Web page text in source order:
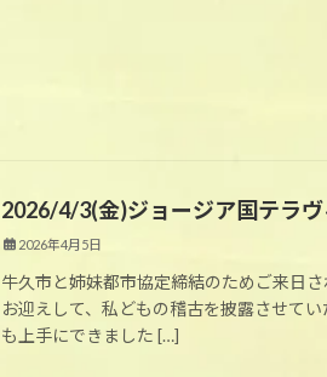
2026/4/3(金)ジョージア国テラ
2026年4月5日
牛久市と姉妹都市協定締結のためご来日
お迎えして、私どもの稽古を披露させて
も上手にできました […]